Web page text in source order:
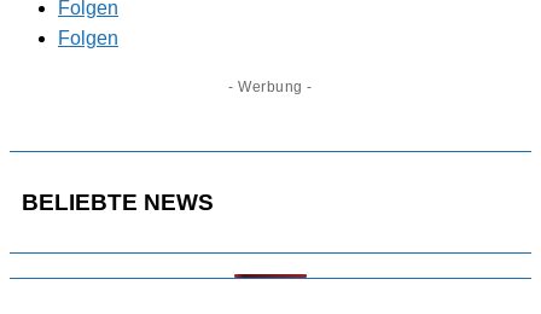
Folgen
Folgen
- Werbung -
BELIEBTE NEWS